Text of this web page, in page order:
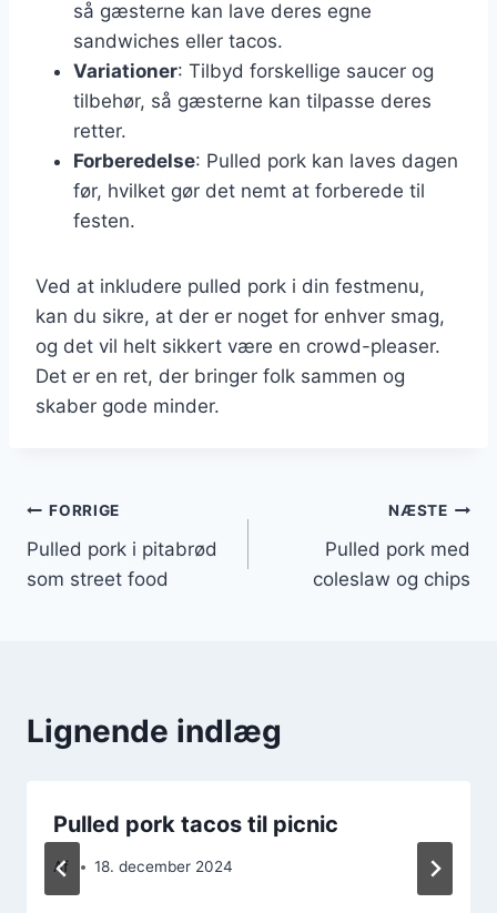
så gæsterne kan lave deres egne
sandwiches eller tacos.
Variationer: Tilbyd forskellige saucer og
tilbehør, så gæsterne kan tilpasse deres
retter.
Forberedelse: Pulled pork kan laves dagen
før, hvilket gør det nemt at forberede til
festen.
Ved at inkludere pulled pork i din festmenu,
kan du sikre, at der er noget for enhver smag,
og det vil helt sikkert være en crowd-pleaser.
Det er en ret, der bringer folk sammen og
skaber gode minder.
Indlægsnavigation
FORRIGE
Pulled pork i pitabrød
som street food
NÆSTE
Pulled pork med
coleslaw og chips
Lignende indlæg
Pulled pork tacos til picnic
Af 18. december 2024